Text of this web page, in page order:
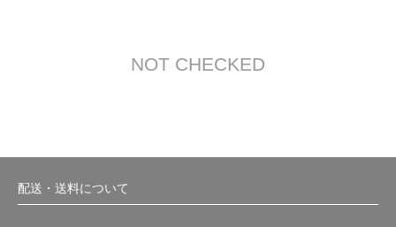
NOT CHECKED
配送・送料について